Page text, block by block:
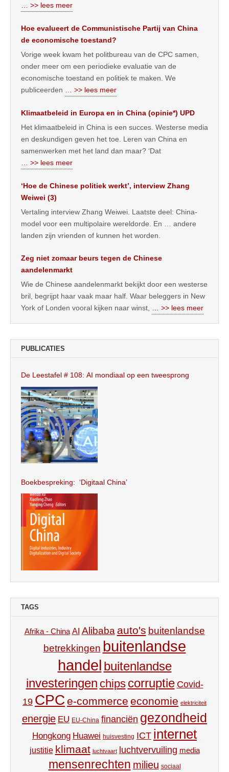
… >> lees meer
Hoe evalueert de Communistische Partij van China
de economische toestand?
Vorige week kwam het politbureau van de CPC samen,
onder meer om een periodieke evaluatie van de
economische toestand en politiek te maken. We
publiceerden
… >> lees meer
Klimaatbeleid in Europa en in China (opinie*) UPD
Het klimaatbeleid in China is een succes. Westerse media
en deskundigen geven het toe. Leren van China en
samenwerken met het land dan maar? ‘Dat
… >> lees meer
‘Hoe de Chinese politiek werkt’, interview Zhang
Weiwei (3)
Vertaling interview Zhang Weiwei. Laatste deel: China-
model voor een multipolaire wereldorde. En … andere
landen zijn vrienden of kunnen het worden.
Zeg niet zomaar beurs tegen de Chinese
aandelenmarkt
Wie de Chinese aandelenmarkt bekijkt door een westerse
bril, begrijpt haar vaak maar half. Waar beleggers in New
York of Londen vooral kijken naar winst,
… >> lees meer
PUBLICATIES
De Leestafel # 108: AI mondiaal op een tweesprong
Boekbespreking: ‘Digitaal China’
TAGS
Afrika - China AI Alibaba auto's buitenlandse
betrekkingen buitenlandse
handel buitenlandse
investeringen chips corruptie Covid-
19 CPC e-commerce economie elektriciteit
energie EU EU-China financiën gezondheid
Hongkong Huawei huisvesting ICT internet
justitie klimaat luchtvaart luchtvervuiling media
mensenrechten milieu sociaal